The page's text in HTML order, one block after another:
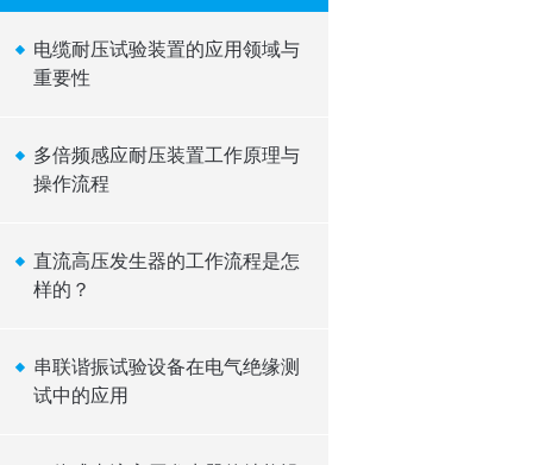
电缆耐压试验装置的应用领域与
重要性
多倍频感应耐压装置工作原理与
操作流程
直流高压发生器的工作流程是怎
样的？
串联谐振试验设备在电气绝缘测
试中的应用